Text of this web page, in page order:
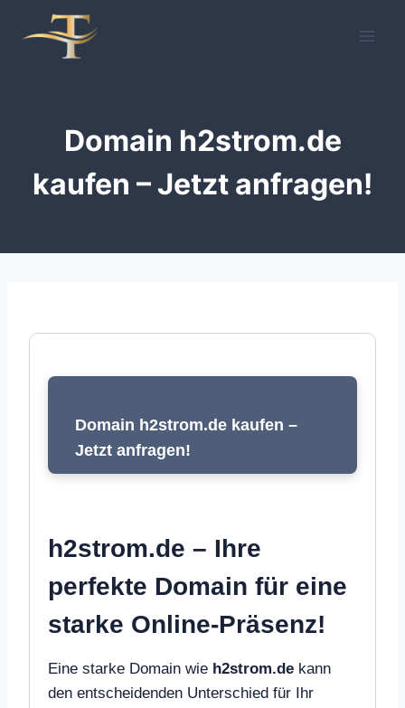
Inhalt
Domain h2strom.de
kaufen – Jetzt anfragen!
Domain h2strom.de kaufen –
Jetzt anfragen!
h2strom.de – Ihre
perfekte Domain für eine
starke Online-Präsenz!
Eine starke Domain wie h2strom.de kann
den entscheidenden Unterschied für Ihr